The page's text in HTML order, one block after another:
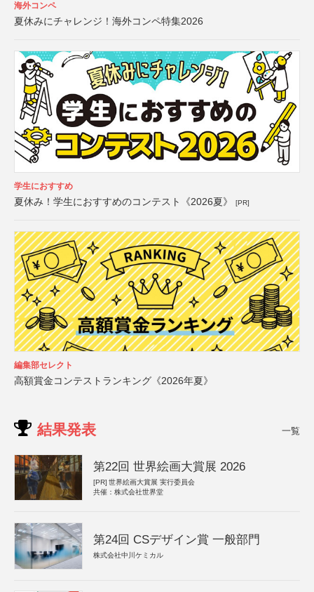
海外コンペ
夏休みにチャレンジ！海外コンペ特集2026
学生におすすめ
夏休み！学生におすすめのコンテスト《2026夏》 [PR]
編集部セレクト
高額賞金コンテストランキング《2026年夏》
結果発表 一覧
第22回 世界絵画大賞展 2026
[PR] 世界絵画大賞展 実行委員会
共催：株式会社世界堂
第24回 CSデザイン賞 一般部門
株式会社中川ケミカル